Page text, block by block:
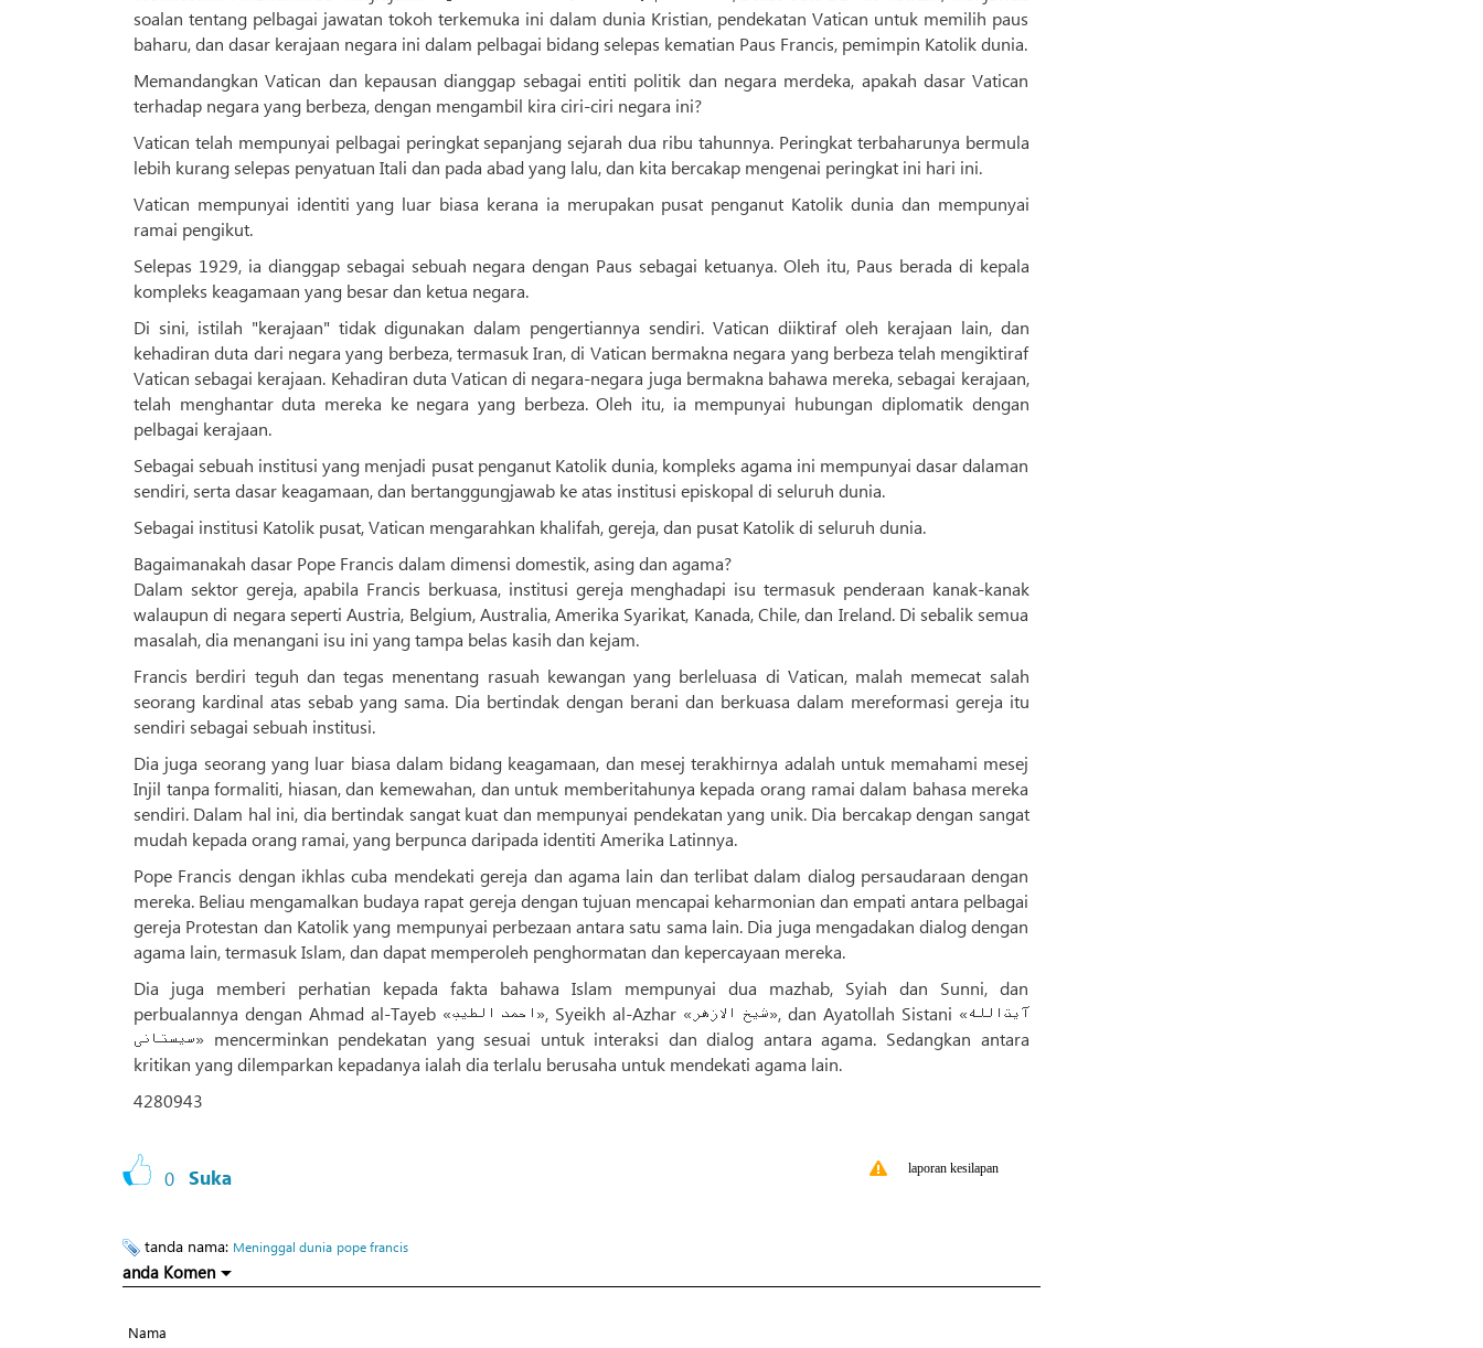
soalan tentang pelbagai jawatan tokoh terkemuka ini dalam dunia Kristian, pendekatan Vatican untuk memilih paus
baharu, dan dasar kerajaan negara ini dalam pelbagai bidang selepas kematian Paus Francis, pemimpin Katolik dunia.
Memandangkan Vatican dan kepausan dianggap sebagai entiti politik dan negara merdeka, apakah dasar Vatican
terhadap negara yang berbeza, dengan mengambil kira ciri-ciri negara ini?
Vatican telah mempunyai pelbagai peringkat sepanjang sejarah dua ribu tahunnya. Peringkat terbaharunya bermula
lebih kurang selepas penyatuan Itali dan pada abad yang lalu, dan kita bercakap mengenai peringkat ini hari ini.
Vatican mempunyai identiti yang luar biasa kerana ia merupakan pusat penganut Katolik dunia dan mempunyai
ramai pengikut.
Selepas 1929, ia dianggap sebagai sebuah negara dengan Paus sebagai ketuanya. Oleh itu, Paus berada di kepala
kompleks keagamaan yang besar dan ketua negara.
Di sini, istilah "kerajaan" tidak digunakan dalam pengertiannya sendiri. Vatican diiktiraf oleh kerajaan lain, dan
kehadiran duta dari negara yang berbeza, termasuk Iran, di Vatican bermakna negara yang berbeza telah mengiktiraf
Vatican sebagai kerajaan. Kehadiran duta Vatican di negara-negara juga bermakna bahawa mereka, sebagai kerajaan,
telah menghantar duta mereka ke negara yang berbeza. Oleh itu, ia mempunyai hubungan diplomatik dengan
pelbagai kerajaan.
Sebagai sebuah institusi yang menjadi pusat penganut Katolik dunia, kompleks agama ini mempunyai dasar dalaman
sendiri, serta dasar keagamaan, dan bertanggungjawab ke atas institusi episkopal di seluruh dunia.
Sebagai institusi Katolik pusat, Vatican mengarahkan khalifah, gereja, dan pusat Katolik di seluruh dunia.
Bagaimanakah dasar Pope Francis dalam dimensi domestik, asing dan agama?
Dalam sektor gereja, apabila Francis berkuasa, institusi gereja menghadapi isu termasuk penderaan kanak-kanak
walaupun di negara seperti Austria, Belgium, Australia, Amerika Syarikat, Kanada, Chile, dan Ireland. Di sebalik semua
masalah, dia menangani isu ini yang tampa belas kasih dan kejam.
Francis berdiri teguh dan tegas menentang rasuah kewangan yang berleluasa di Vatican, malah memecat salah
seorang kardinal atas sebab yang sama. Dia bertindak dengan berani dan berkuasa dalam mereformasi gereja itu
sendiri sebagai sebuah institusi.
Dia juga seorang yang luar biasa dalam bidang keagamaan, dan mesej terakhirnya adalah untuk memahami mesej
Injil tanpa formaliti, hiasan, dan kemewahan, dan untuk memberitahunya kepada orang ramai dalam bahasa mereka
sendiri. Dalam hal ini, dia bertindak sangat kuat dan mempunyai pendekatan yang unik. Dia bercakap dengan sangat
mudah kepada orang ramai, yang berpunca daripada identiti Amerika Latinnya.
Pope Francis dengan ikhlas cuba mendekati gereja dan agama lain dan terlibat dalam dialog persaudaraan dengan
mereka. Beliau mengamalkan budaya rapat gereja dengan tujuan mencapai keharmonian dan empati antara pelbagai
gereja Protestan dan Katolik yang mempunyai perbezaan antara satu sama lain. Dia juga mengadakan dialog dengan
agama lain, termasuk Islam, dan dapat memperoleh penghormatan dan kepercayaan mereka.
Dia juga memberi perhatian kepada fakta bahawa Islam mempunyai dua mazhab, Syiah dan Sunni, dan
perbualannya dengan Ahmad al-Tayeb «احمد الطیب», Syeikh al-Azhar «شیخ الازهر», dan Ayatollah Sistani «آیت‌الله
سیستانی» mencerminkan pendekatan yang sesuai untuk interaksi dan dialog antara agama. Sedangkan antara
kritikan yang dilemparkan kepadanya ialah dia terlalu berusaha untuk mendekati agama lain.
4280943
0 Suka laporan kesilapan
tanda nama: Meninggal dunia pope francis
anda Komen
Nama